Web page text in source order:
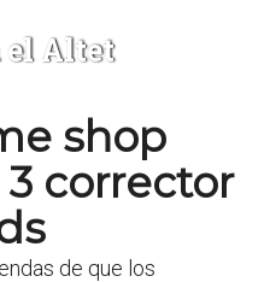
el Altet
shop
corrector
de que los